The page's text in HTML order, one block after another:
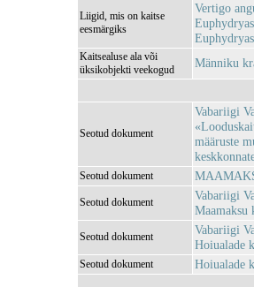
Liigid, mis on kaitse
eesmärgiks
Vertigo
Kaitsealuse ala või
üksikobjekti veekogud
Männiku
Seotud dokument
Vabariigi
määruste
Seotud dokument
Seotud dokument
Vabariigi
Maamaksu
Seotud dokument
Vabariigi
Hoiualade
Seotud dokument Hoiualade